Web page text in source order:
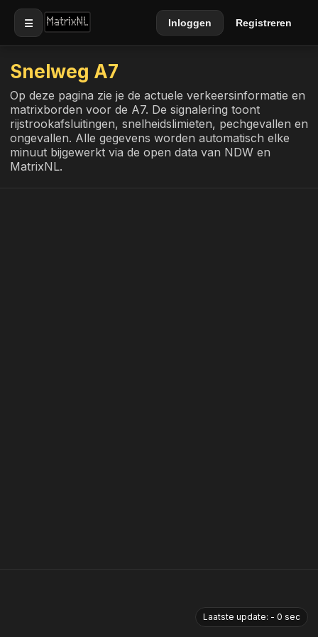
☰ Inloggen Registreren
Snelweg A7
Op deze pagina zie je de actuele verkeersinformatie en
matrixborden voor de A7. De signalering toont
rijstrookafsluitingen, snelheidslimieten, pechgevallen en
ongevallen. Alle gegevens worden automatisch elke
minuut bijgewerkt via de open data van NDW en
MatrixNL.
Laatste update: - 0 sec